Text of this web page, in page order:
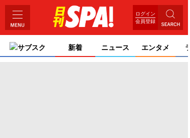
ログイン
会員登録
サブスク 新着 ニュース エンタメ